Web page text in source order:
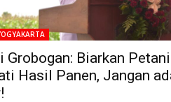
Grobogan: Biarkan Petani
Hasil Panen, Jangan